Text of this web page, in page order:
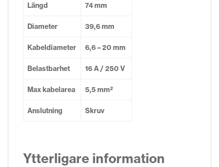
Längd 74 mm
Diameter 39,6 mm
Kabeldiameter 6,6 – 20 mm
Belastbarhet 16 A / 250 V
Max kabelarea 5,5 mm²
Anslutning Skruv
Ytterligare information